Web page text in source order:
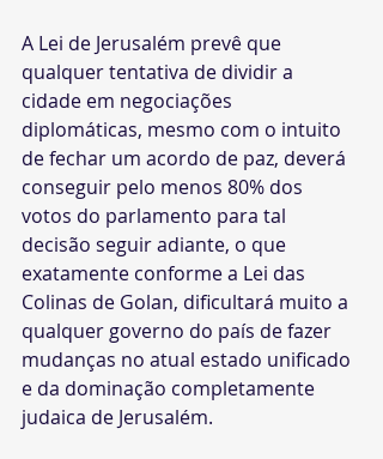
A Lei de Jerusalém prevê que
qualquer tentativa de dividir a
cidade em negociações
diplomáticas, mesmo com o intuito
de fechar um acordo de paz, deverá
conseguir pelo menos 80% dos
votos do parlamento para tal
decisão seguir adiante, o que
exatamente conforme a Lei das
Colinas de Golan, dificultará muito a
qualquer governo do país de fazer
mudanças no atual estado unificado
e da dominação completamente
judaica de Jerusalém.